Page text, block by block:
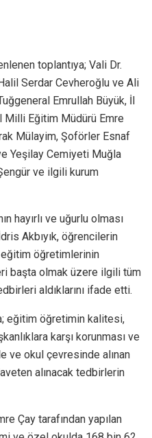
toplantıya; Vali Dr.
Halil Serdar Cevheroğlu ve Ali
Emrullah Büyük, İl
Milli Eğitim Müdürü Emre
Mülayim, Şoförler Esnaf
Yeşilay Cemiyeti Muğla
ve ilgili kurum
hayırlı ve uğurlu olması
Akbıyık, öğrencilerin
eğitim öğretimlerinin
başta olmak üzere ilgili tüm
aldıklarını ifade etti.
eğitim öğretimin kalitesi,
karşı korunması ve
ve okul çevresinde alınan
alınacak tedbirlerin
Çay tarafından yapılan